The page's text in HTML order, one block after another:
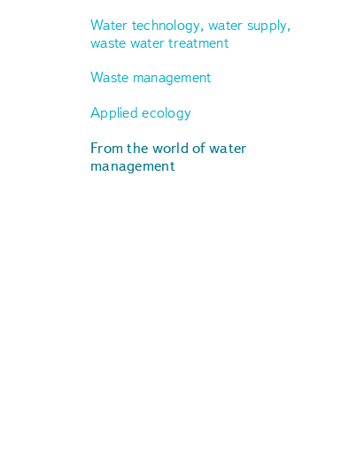
Water technology, water supply,
waste water treatment
Waste management
Applied ecology
From the world of water
management